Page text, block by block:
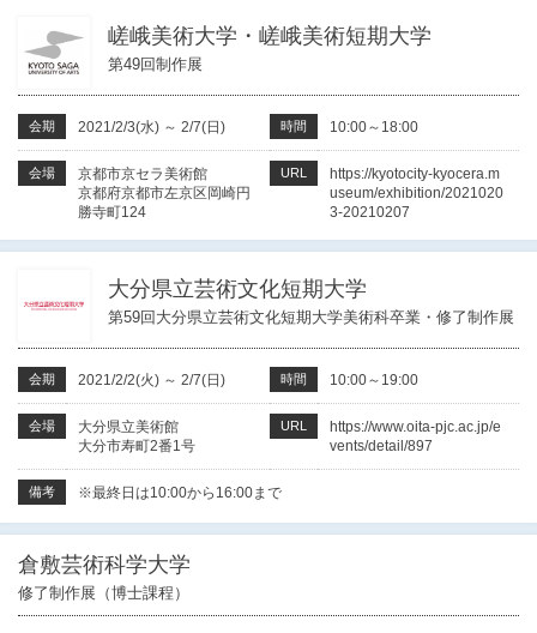
嵯峨美術大学・嵯峨美術短期大学
第49回制作展
会期 2021/2/3(水) ～ 2/7(日) 時間 10:00～18:00
会場
京都市京セラ美術館
京都府京都市左京区岡崎円
勝寺町124
URL
https://kyotocity-kyocera.m
useum/exhibition/2021020
3-20210207
大分県立芸術文化短期大学
第59回大分県立芸術文化短期大学美術科卒業・修了制作展
会期 2021/2/2(火) ～ 2/7(日) 時間 10:00～19:00
会場
大分県立美術館
大分市寿町2番1号
URL
https://www.oita-pjc.ac.jp/e
vents/detail/897
備考 ※最終日は10:00から16:00まで
倉敷芸術科学大学
修了制作展（博士課程）